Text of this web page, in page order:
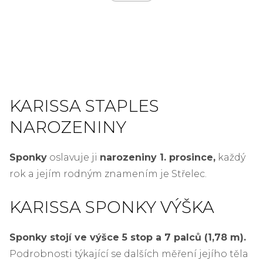
KARISSA STAPLES
NAROZENINY
Sponky oslavuje ji narozeniny 1. prosince, každý
rok a jejím rodným znamením je Střelec.
KARISSA SPONKY VÝŠKA
Sponky stojí ve výšce 5 stop a 7 palců (1,78 m).
Podrobnosti týkající se dalších měření jejího těla